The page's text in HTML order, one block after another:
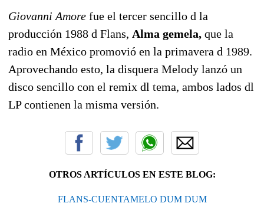
Giovanni Amore fue el tercer sencillo d la
producción 1988 d Flans, Alma gemela, que la
radio en México promovió en la primavera d 1989.
Aprovechando esto, la disquera Melody lanzó un
disco sencillo con el remix dl tema, ambos lados dl
LP contienen la misma versión.
OTROS ARTÍCULOS EN ESTE BLOG:
FLANS-CUENTAMELO DUM DUM